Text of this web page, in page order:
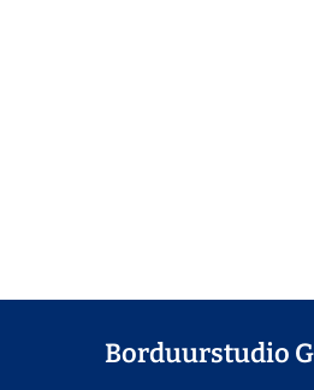
Borduurstudio